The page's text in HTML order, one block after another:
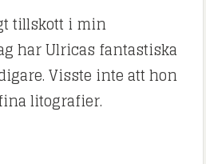
tillskott i min
har Ulricas fantastiska
Visste inte att hon
litografier.